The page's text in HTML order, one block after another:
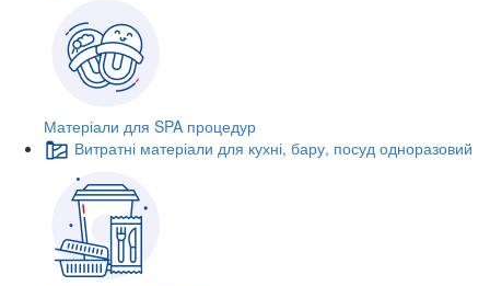
Матеріали для SPA процедур
Витратні матеріали для кухні, бару, посуд одноразовий